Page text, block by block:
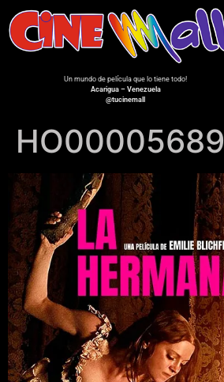
Un mundo de película que lo tiene todo!
Acarigua – Venezuela
@tucinemall
HO00005689